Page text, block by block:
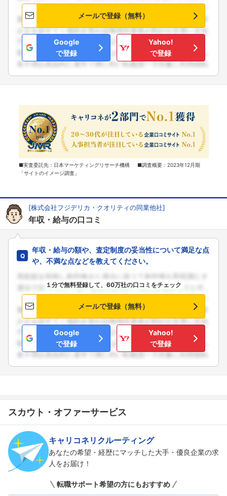
メールで登録（無料）
Google
で登録
Yahoo!
で登録
■実査委託先：日本マーケティングリサーチ機構 ■調査概要：2023年12月期
「サイトのイメージ調査」
[株式会社フジデリカ・クオリティの同業他社]
年収・給与の口コミ
年収・給与の額や、査定制度の妥当性について満足な点
や、不満な点などを教えてください。
１分で無料登録して、60万社の口コミをチェック
メールで登録（無料）
Google
で登録
Yahoo!
で登録
スカウト・オファーサービス
キャリコネリクルーティング
あなたの希望・経歴にマッチした大手・優良企業の求
人をお届け！
転職サポート希望の方にもおすすめ